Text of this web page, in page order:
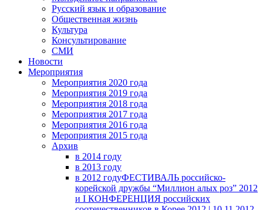
Русский язык и образование
Общественная жизнь
Культура
Консультирование
СМИ
Новости
Мероприятия
Мероприятия 2020 года
Мероприятия 2019 года
Мероприятия 2018 годa
Мероприятия 2017 года
Мероприятия 2016 года
Мероприятия 2015 года
Архив
в 2014 году
в 2013 году
в 2012 годуФЕСТИВАЛЬ российско-
корейской дружбы “Миллион алых роз” 2012
и I КОНФЕРЕНЦИЯ российских